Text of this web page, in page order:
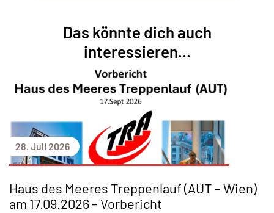
Das könnte dich auch
interessieren...
28. Juli 2026
Haus des Meeres Treppenlauf (AUT – Wien)
am 17.09.2026 – Vorbericht